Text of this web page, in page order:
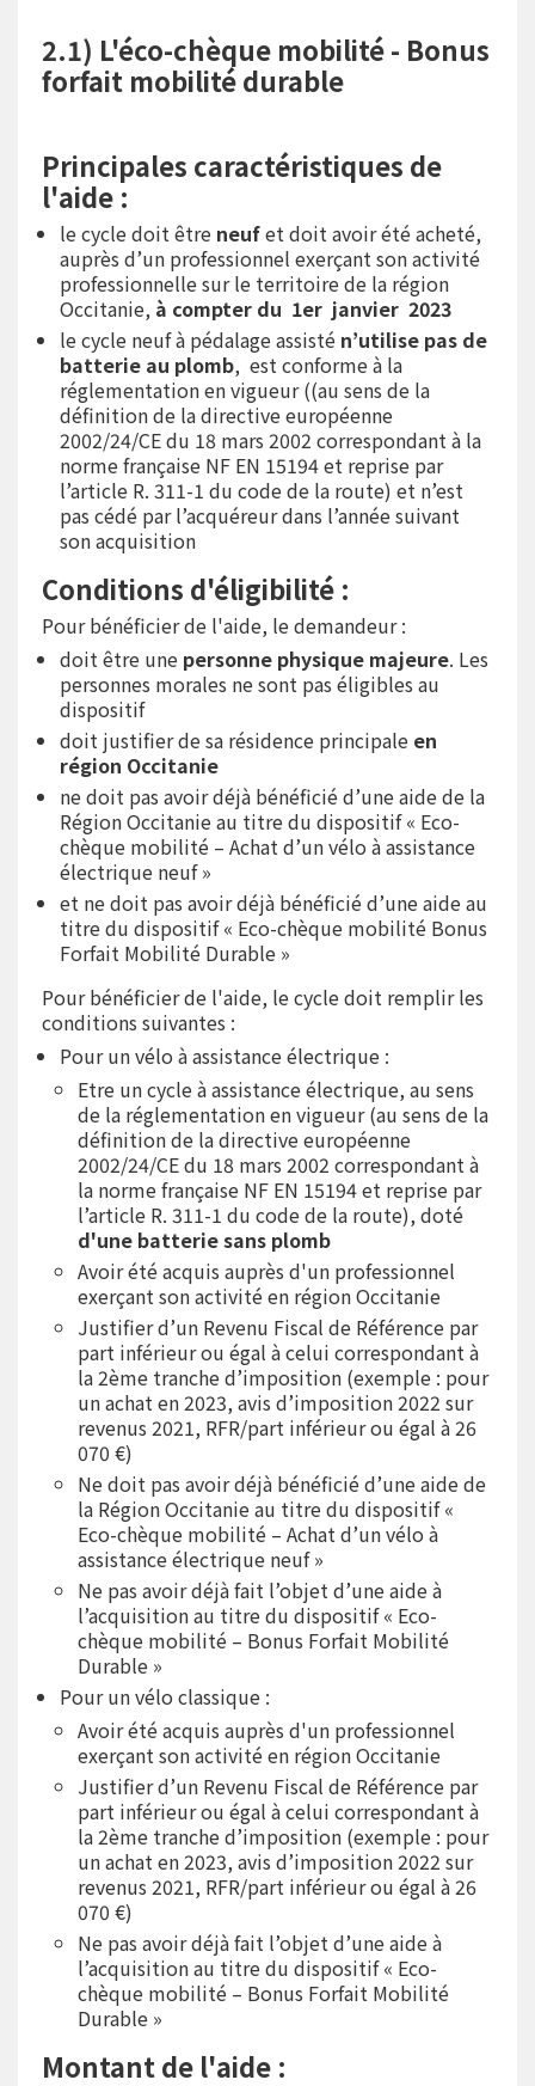
2.1) L'éco-chèque mobilité - Bonus
forfait mobilité durable
Principales caractéristiques de
l'aide :
le cycle doit être neufet doit avoir été acheté,
auprès d’un professionnel exerçant son activité
professionnelle sur le territoire de la région
Occitanie, à compter du 1er janvier 2023
le cycle neuf à pédalage assisté n’utilise pas de
batterie au plomb, est conforme à la
réglementation en vigueur ((au sens de la
définition de la directive européenne
2002/24/CE du 18 mars 2002 correspondant à la
norme française NF EN 15194 et reprise par
l’article R. 311-1 du code de la route) et n’est
pas cédé par l’acquéreur dans l’année suivant
son acquisition
Conditions d'éligibilité :
Pour bénéficier de l'aide, le demandeur :
doit être une personne physique majeure. Les
personnes morales ne sont pas éligibles au
dispositif
doit justifier de sa résidence principale en
région Occitanie
ne doit pas avoir déjà bénéficié d’une aide de la
Région Occitanie au titre du dispositif « Eco-
chèque mobilité – Achat d’un vélo à assistance
électrique neuf »
et ne doit pas avoir déjà bénéficié d’une aide au
titre du dispositif « Eco-chèque mobilité Bonus
Forfait Mobilité Durable »
Pour bénéficier de l'aide, le cycle doit remplir les
conditions suivantes :
Pour un vélo à assistance électrique :
Etre un cycle à assistance électrique, au sens
de la réglementation en vigueur (au sens de la
définition de la directive européenne
2002/24/CE du 18 mars 2002 correspondant à
la norme française NF EN 15194 et reprise par
l’article R. 311-1 du code de la route), doté
d'une batterie sans plomb
Avoir été acquis auprès d'un professionnel
exerçant son activité en région Occitanie
Justifier d’un Revenu Fiscal de Référence par
part inférieur ou égal à celui correspondant à
la 2ème tranche d’imposition (exemple : pour
un achat en 2023, avis d’imposition 2022 sur
revenus 2021, RFR/part inférieur ou égal à 26
070 €)
Ne doit pas avoir déjà bénéficié d’une aide de
la Région Occitanie au titre du dispositif «
Eco-chèque mobilité – Achat d’un vélo à
assistance électrique neuf »
Ne pas avoir déjà fait l’objet d’une aide à
l’acquisition au titre du dispositif « Eco-
chèque mobilité – Bonus Forfait Mobilité
Durable »
Pour un vélo classique :
Avoir été acquis auprès d'un professionnel
exerçant son activité en région Occitanie
Justifier d’un Revenu Fiscal de Référence par
part inférieur ou égal à celui correspondant à
la 2ème tranche d’imposition (exemple : pour
un achat en 2023, avis d’imposition 2022 sur
revenus 2021, RFR/part inférieur ou égal à 26
070 €)
Ne pas avoir déjà fait l’objet d’une aide à
l’acquisition au titre du dispositif « Eco-
chèque mobilité – Bonus Forfait Mobilité
Durable »
Montant de l'aide :